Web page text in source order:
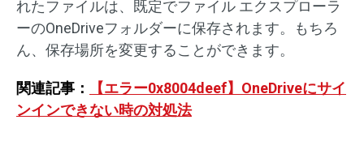
れたファイルは、既定でファイル エクスプローラ
ーのOneDriveフォルダーに保存されます。もちろ
ん、保存場所を変更することができます。
関連記事：
【エラー0x8004deef】OneDriveにサイ
ンインできない時の対処法